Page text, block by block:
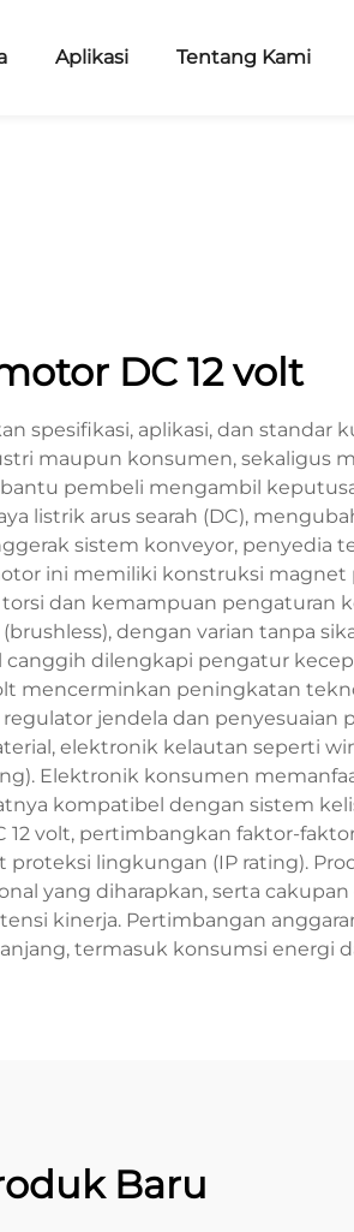
Aplikasi Tentang Kami
DC 12 volt
spesifikasi, aplikasi, dan
maupun konsumen, sekaligus
pembeli mengambil
listrik arus searah (DC),
sistem konveyor, penyedia
ini memiliki konstruksi
dan kemampuan pengaturan
dengan varian tanpa
dilengkapi pengatur
mencerminkan peningkatan
jendela dan penyesuaian
elektronik kelautan seperti
Elektronik konsumen
kompatibel dengan sistem
volt, pertimbangkan faktor-
lingkungan (IP rating).
yang diharapkan, serta cakupan
kinerja. Pertimbangan
termasuk konsumsi energi
Baru